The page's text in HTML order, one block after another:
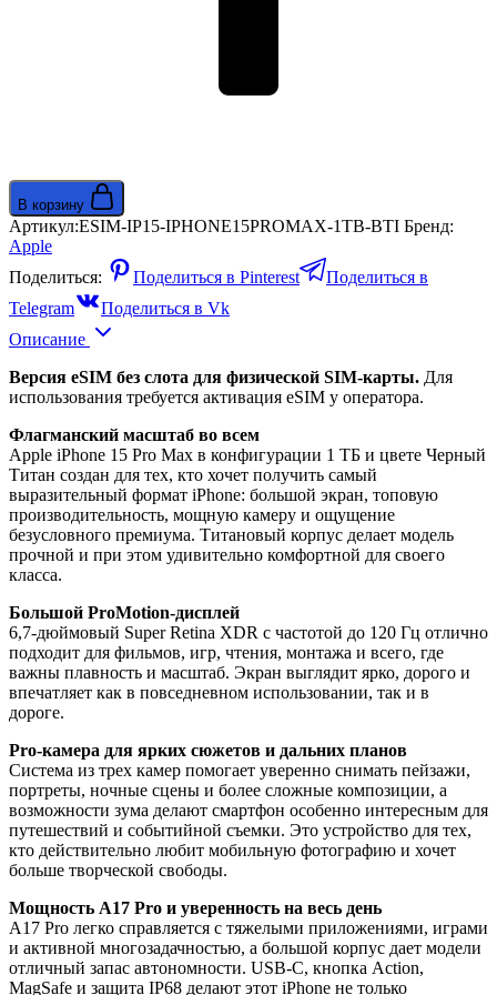
В корзину
Артикул:ESIM-IP15-IPHONE15PROMAX-1TB-BTI Бренд:
Apple
Поделиться:
Поделиться в Pinterest
Поделиться в
Telegram
Поделиться в Vk
Описание
Версия eSIM без слота для физической SIM-карты. Для
использования требуется активация eSIM у оператора.
Флагманский масштаб во всем
Apple iPhone 15 Pro Max в конфигурации 1 ТБ и цвете Черный
Титан создан для тех, кто хочет получить самый
выразительный формат iPhone: большой экран, топовую
производительность, мощную камеру и ощущение
безусловного премиума. Титановый корпус делает модель
прочной и при этом удивительно комфортной для своего
класса.
Большой ProMotion-дисплей
6,7-дюймовый Super Retina XDR с частотой до 120 Гц отлично
подходит для фильмов, игр, чтения, монтажа и всего, где
важны плавность и масштаб. Экран выглядит ярко, дорого и
впечатляет как в повседневном использовании, так и в
дороге.
Pro-камера для ярких сюжетов и дальних планов
Система из трех камер помогает уверенно снимать пейзажи,
портреты, ночные сцены и более сложные композиции, а
возможности зума делают смартфон особенно интересным для
путешествий и событийной съемки. Это устройство для тех,
кто действительно любит мобильную фотографию и хочет
больше творческой свободы.
Мощность A17 Pro и уверенность на весь день
A17 Pro легко справляется с тяжелыми приложениями, играми
и активной многозадачностью, а большой корпус дает модели
отличный запас автономности. USB‑C, кнопка Action,
MagSafe и защита IP68 делают этот iPhone не только